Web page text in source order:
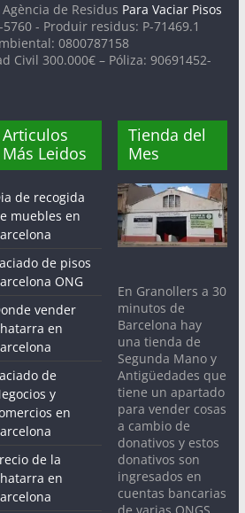
de Residus Para Vaciar Pisos
- Produir residus: P-71469.1
0800787158
Civil 300.000€ – Póliza: 90691452-
Articulos
Más Leidos
de recogida
muebles en
de pisos
ONG
vender
en
de
y
en
de la
en
Tienda del
Mes
En Granollers a 30
minutos de
Barcelona hay
una tienda de
Segunda Mano y
Antigüedades que
tiene un apartado
para vender cosas
a cambio de
donativos y estos
donativos son
ingresados en
cuentas bancarias